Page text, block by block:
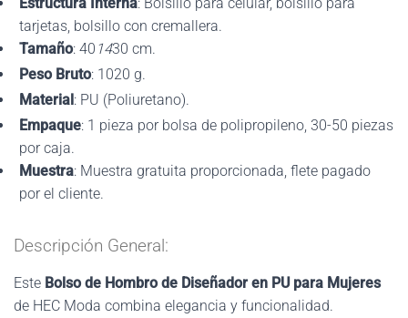
tarjetas, bolsillo con cremallera.
Tamaño: 40 1430 cm.
Peso Bruto: 1020 g.
Material: PU (Poliuretano).
Empaque: 1 pieza por bolsa de polipropileno, 30-50 piezas
por caja.
Muestra: Muestra gratuita proporcionada, flete pagado
por el cliente.
Descripción General:
Este Bolso de Hombro de Diseñador en PU para Mujeres
de HEC Moda combina elegancia y funcionalidad.